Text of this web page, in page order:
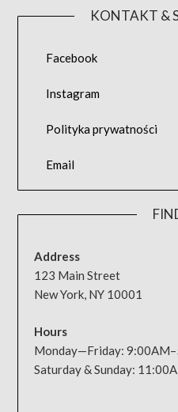
KONTAKT &
Facebook
Instagram
Polityka prywatności
Email
Address
123 Main Street
New York, NY 10001
Hours
Monday—Friday:
Saturday & Sunday: